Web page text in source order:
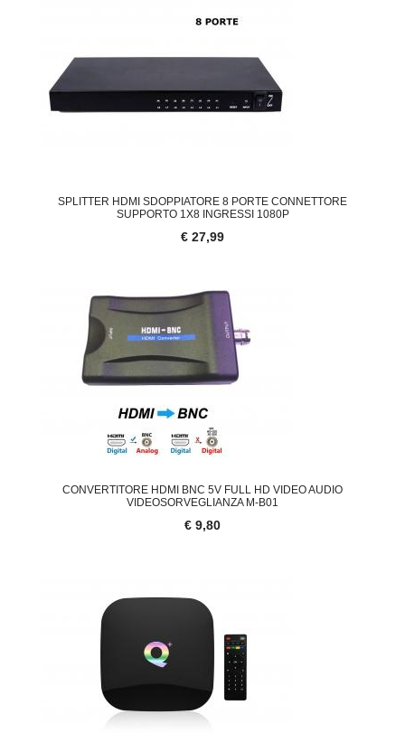
SPLITTER HDMI SDOPPIATORE 8 PORTE CONNETTORE
SUPPORTO 1X8 INGRESSI 1080P
€ 27,99
CONVERTITORE HDMI BNC 5V FULL HD VIDEO AUDIO
VIDEOSORVEGLIANZA M-B01
€ 9,80